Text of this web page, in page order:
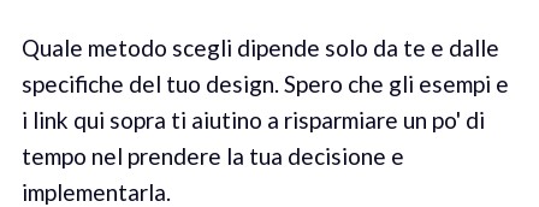
Quale metodo scegli dipende solo da te e dalle
specifiche del tuo design. Spero che gli esempi e
i link qui sopra ti aiutino a risparmiare un po' di
tempo nel prendere la tua decisione e
implementarla.